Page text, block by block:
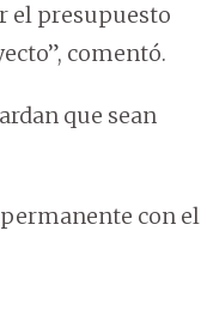
el presupuesto
comentó.
que sean
con el